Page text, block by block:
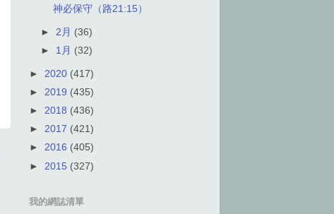
神必保守（路21:15）
► 2月 (36)
► 1月 (32)
► 2020 (417)
► 2019 (435)
► 2018 (436)
► 2017 (421)
► 2016 (405)
► 2015 (327)
我的網誌清單